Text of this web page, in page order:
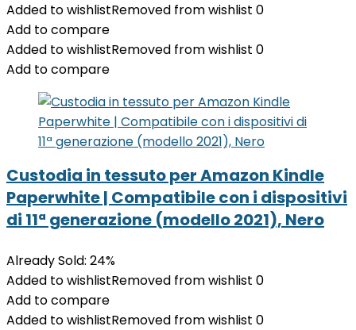
Added to wishlistRemoved from wishlist 0
Add to compare
Added to wishlistRemoved from wishlist 0
Add to compare
Custodia in tessuto per Amazon Kindle
Paperwhite | Compatibile con i dispositivi
di 11ª generazione (modello 2021), Nero
Already Sold: 24%
Added to wishlistRemoved from wishlist 0
Add to compare
Added to wishlistRemoved from wishlist 0